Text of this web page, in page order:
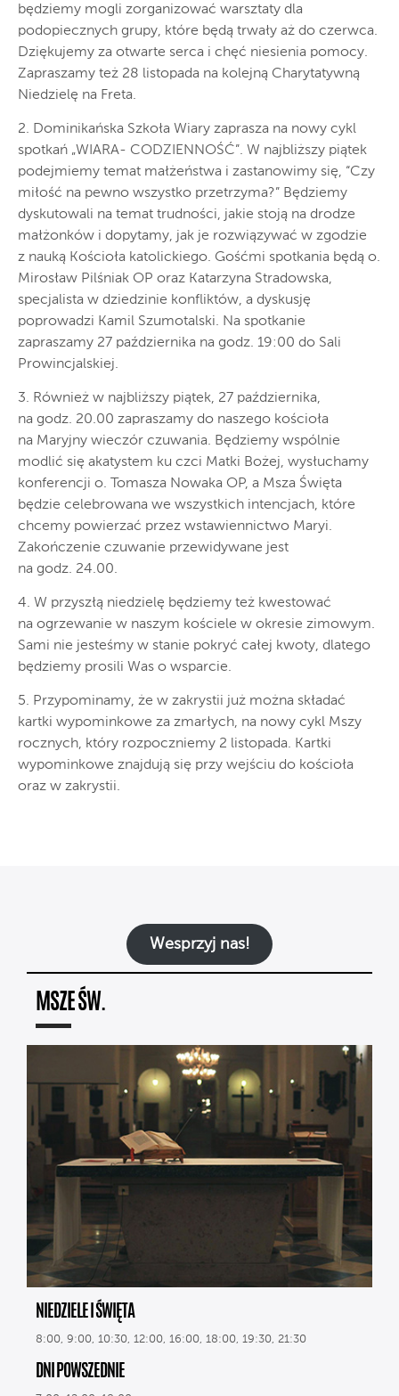
będziemy mogli zorganizować warsztaty dla
podopiecznych grupy, które będą trwały aż do czerwca.
Dziękujemy za otwarte serca i chęć niesienia pomocy.
Zapraszamy też 28 listopada na kolejną Charytatywną
Niedzielę na Freta.
2. Dominikańska Szkoła Wiary zaprasza na nowy cykl
spotkań „WIARA- CODZIENNOŚĆ”. W najbliższy piątek
podejmiemy temat małżeństwa i zastanowimy się, “Czy
miłość na pewno wszystko przetrzyma?” Będziemy
dyskutowali na temat trudności, jakie stoją na drodze
małżonków i dopytamy, jak je rozwiązywać w zgodzie
z nauką Kościoła katolickiego. Gośćmi spotkania będą o.
Mirosław Pilśniak OP oraz Katarzyna Stradowska,
specjalista w dziedzinie konfliktów, a dyskusję
poprowadzi Kamil Szumotalski. Na spotkanie
zapraszamy 27 października na godz. 19:00 do Sali
Prowincjalskiej.
3. Również w najbliższy piątek, 27 października,
na godz. 20.00 zapraszamy do naszego kościoła
na Maryjny wieczór czuwania. Będziemy wspólnie
modlić się akatystem ku czci Matki Bożej, wysłuchamy
konferencji o. Tomasza Nowaka OP, a Msza Święta
będzie celebrowana we wszystkich intencjach, które
chcemy powierzać przez wstawiennictwo Maryi.
Zakończenie czuwanie przewidywane jest
na godz. 24.00.
4. W przyszłą niedzielę będziemy też kwestować
na ogrzewanie w naszym kościele w okresie zimowym.
Sami nie jesteśmy w stanie pokryć całej kwoty, dlatego
będziemy prosili Was o wsparcie.
5. Przypominamy, że w zakrystii już można składać
kartki wypominkowe za zmarłych, na nowy cykl Mszy
rocznych, który rozpoczniemy 2 listopada. Kartki
wypominkowe znajdują się przy wejściu do kościoła
oraz w zakrystii.
Wesprzyj nas!
MSZE ŚW.
NIEDZIELE I ŚWIĘTA
8:00, 9:00, 10:30, 12:00, 16:00, 18:00, 19:30, 21:30
DNI POWSZEDNIE